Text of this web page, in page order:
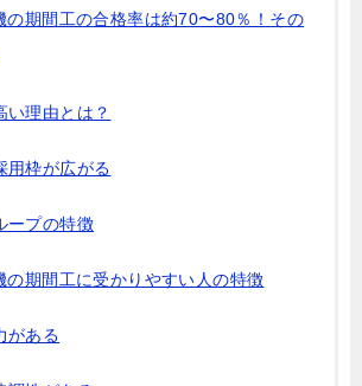
の期間工の合格率は約70〜80％！その
い理由とは？
用枠が広がる
ープの特徴
の期間工に受かりやすい人の特徴
がある